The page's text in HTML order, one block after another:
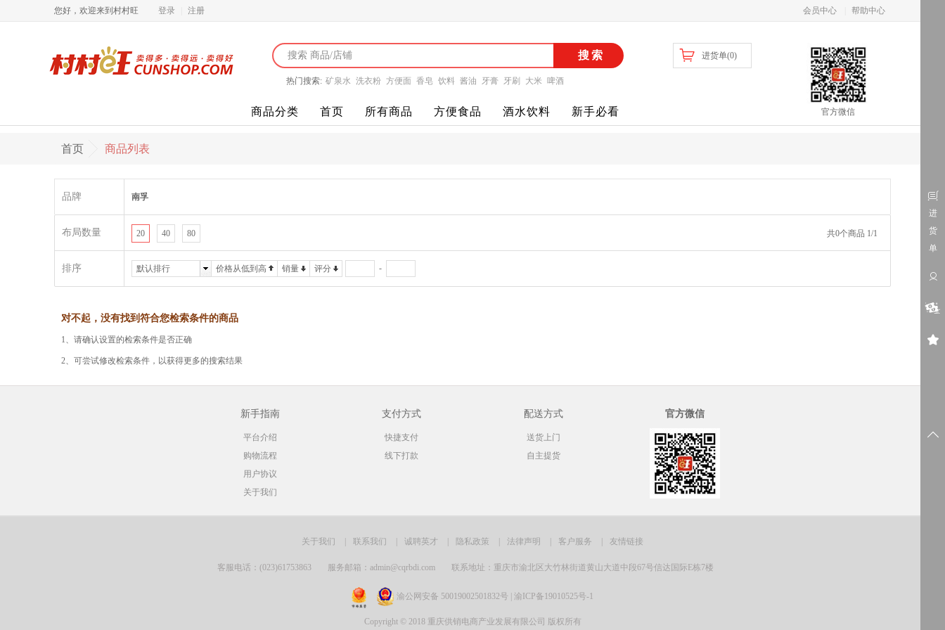
您好，欢迎来到村村旺 登录 注册 会员中心 帮助中心
搜索
热门搜索: 矿泉水 洗衣粉 方便面 香皂 饮料 酱油 牙膏 牙刷 大米 啤酒
进货单(0)
商品分类 首页 所有商品 方便食品 酒水饮料 新手必看 官方微信
进
货
单
首页 商品列表
品牌 南孚
布局数量 20 40 80 共0个商品 1/1
排序 默认排行 价格从低到高 销量 评分 -
对不起，没有找到符合您检索条件的商品
1、请确认设置的检索条件是否正确
2、可尝试修改检索条件，以获得更多的搜索结果
新手指南
平台介绍
购物流程
用户协议
关于我们
支付方式
快捷支付
线下打款
配送方式
送货上门
自主提货
官方微信
关于我们 联系我们 诚聘英才 隐私政策 法律声明 客户服务 友情链接
客服电话：(023)61753863 服务邮箱：admin@cqrbdi.com 联系地址：重庆市渝北区大竹林街道黄山大道中段67号信达国际E栋7楼
渝公网安备 50019002501832号 | 渝ICP备19010525号-1
Copyright © 2018 重庆供销电商产业发展有限公司 版权所有